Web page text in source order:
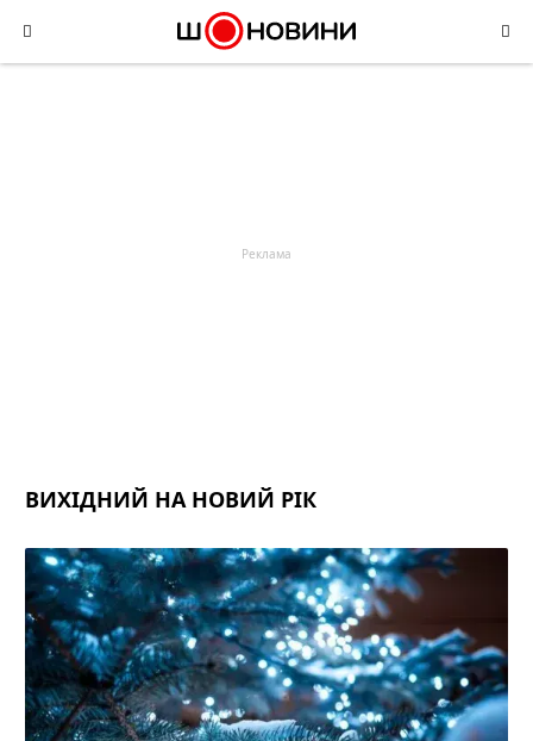
content
ВИХІДНИЙ НА НОВИЙ РІК